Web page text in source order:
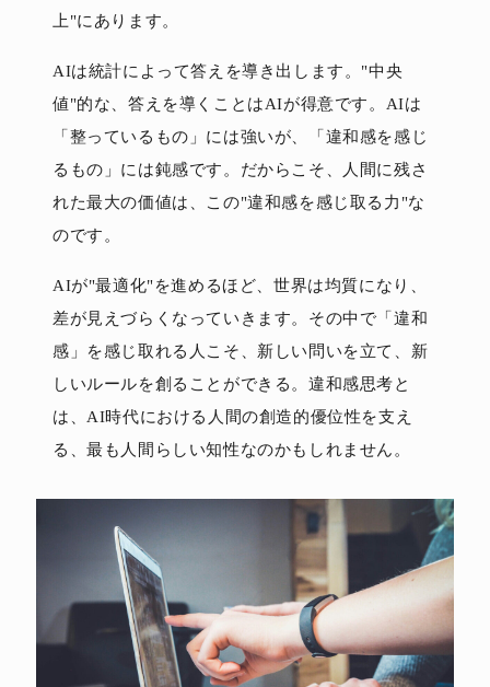
上"にあります。
AIは統計によって答えを導き出します。"中央
値"的な、答えを導くことはAIが得意です。AIは
「整っているもの」には強いが、「違和感を感じ
るもの」には鈍感です。だからこそ、人間に残さ
れた最大の価値は、この"違和感を感じ取る力"な
のです。
AIが"最適化"を進めるほど、世界は均質になり、
差が見えづらくなっていきます。その中で「違和
感」を感じ取れる人こそ、新しい問いを立て、新
しいルールを創ることができる。違和感思考と
は、AI時代における人間の創造的優位性を支え
る、最も人間らしい知性なのかもしれません。